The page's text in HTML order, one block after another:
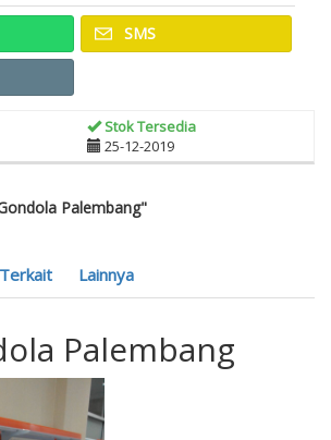
SMS
Stok Tersedia
25-12-2019
Palembang"
Lainnya
Palembang